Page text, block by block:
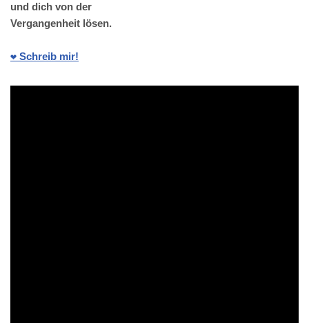
und dich von der
Vergangenheit lösen.
❤️ Schreib mir!